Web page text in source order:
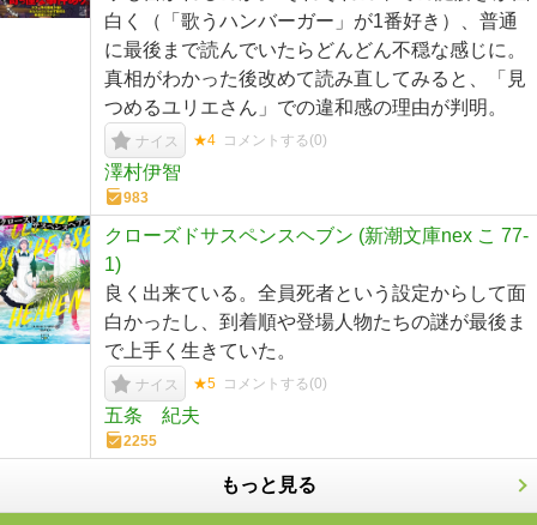
白く（「歌うハンバーガー」が1番好き）、普通
に最後まで読んでいたらどんどん不穏な感じに。
真相がわかった後改めて読み直してみると、「見
つめるユリエさん」での違和感の理由が判明。
ナイス ★4 コメントする(0)
澤村伊智
983
クローズドサスペンスヘブン (新潮文庫nex こ 77-
1)
良く出来ている。全員死者という設定からして面
白かったし、到着順や登場人物たちの謎が最後ま
で上手く生きていた。
ナイス ★5 コメントする(0)
五条 紀夫
2255
もっと見る